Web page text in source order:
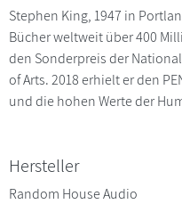
Stephen King, 1947 in
Bücher weltweit über 400
den Sonderpreis der
of Arts. 2018 erhielt er den
und die hohen Werte der
Hersteller
Random House Audio